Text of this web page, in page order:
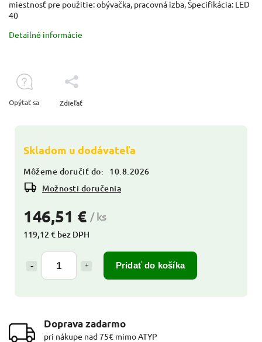
146,51 €/ ks
119,12 € bez DPH
Pridať do košíka
Skladom u dodávateľa
Môžeme doručiť do:
10.8.2026
Možnosti doručenia
miestnosť pre použitie: obývačka, pracovná izba, Špecifikácia: LED
40
Detailné informácie
Opýtať sa Zdieľať
Doprava zadarmo
pri nákupe nad 75€ mimo ATYP